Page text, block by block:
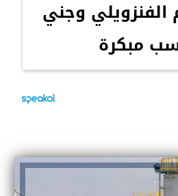
الفنزويلي وجني
مبكرة